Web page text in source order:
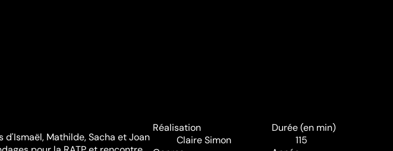
d'Ismaël, Mathilde, Sacha et Joan
Réalisation
Claire Simon
Durée (en min)
115